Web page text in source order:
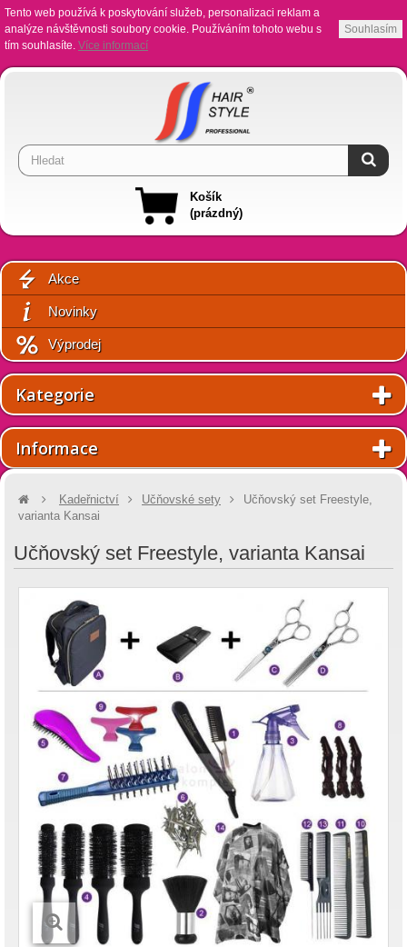
Tento web používá k poskytování služeb, personalizaci reklam a
analýze návštěvnosti soubory cookie. Používáním tohoto webu s
tím souhlasíte. Více informací
Souhlasím
Košík
(prázdný)
Akce
Novinky
Výprodej
Kategorie
Informace
Kadeřnictví Učňovské sety
Učňovský set Freestyle,
varianta Kansai
Učňovský set Freestyle, varianta Kansai